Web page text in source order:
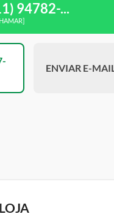
94782-...
ENVIAR E-